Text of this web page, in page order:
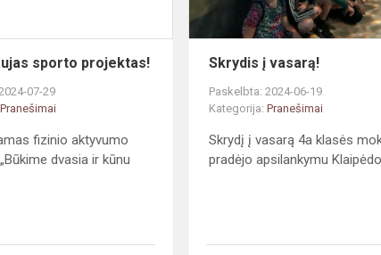
sporto projektas!
07-29
Pranešimai
fizinio aktyvumo
dvasia ir kūnu
Skrydis į vasarą!
Paskelbta: 2024-06-19
Kategorija:Pranešimai
Skrydį į vasarą 4a klasės
pradėjo apsilankymu